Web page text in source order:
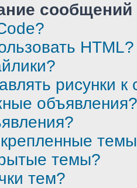
HTML?
рисунки
объявления?
темы?
тем?